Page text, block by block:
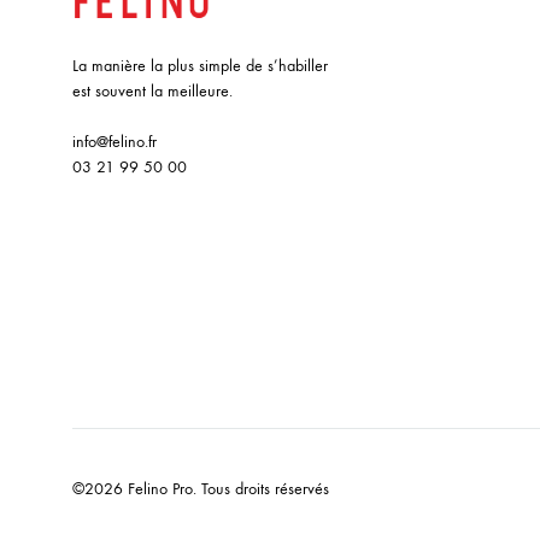
La manière la plus simple de s’habiller
est souvent la meilleure.
info@felino.fr
03 21 99 50 00
©2026 Felino Pro. Tous droits réservés